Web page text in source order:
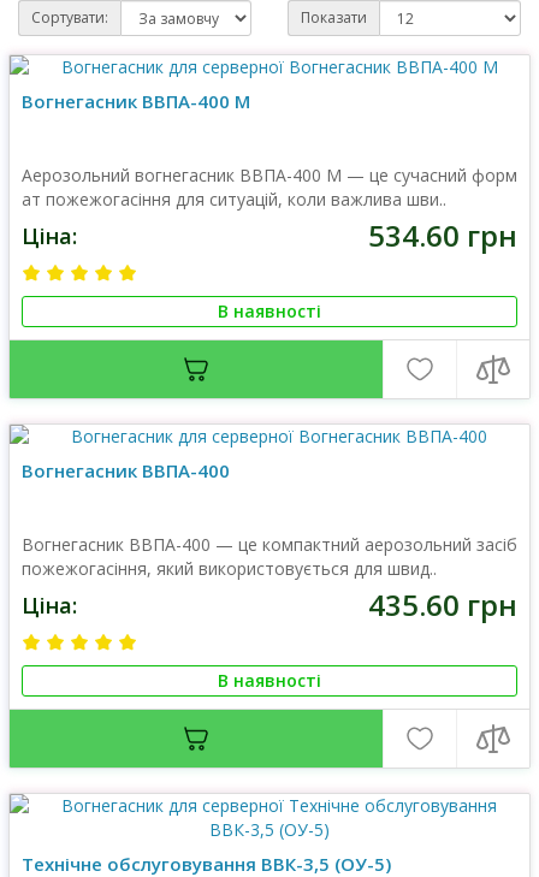
Сортувати: Показати
Вогнегасник ВВПА-400 М
Аерозольний вогнегасник ВВПА-400 М — це сучасний форм
ат пожежогасіння для ситуацій, коли важлива шви..
Ціна: 534.60 грн
В наявності
Вогнегасник ВВПА-400
Вогнегасник ВВПА-400 — це компактний аерозольний засіб
пожежогасіння, який використовується для швид..
Ціна: 435.60 грн
В наявності
Технічне обслуговування ВВК-3,5 (ОУ-5)